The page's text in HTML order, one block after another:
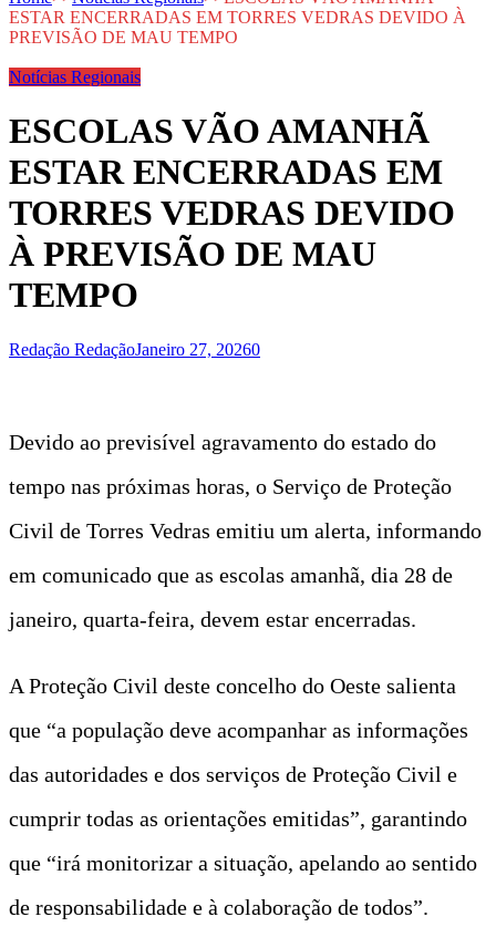
ESTAR ENCERRADAS EM TORRES VEDRAS DEVIDO À
PREVISÃO DE MAU TEMPO
Notícias Regionais
ESCOLAS VÃO AMANHÃ
ESTAR ENCERRADAS EM
TORRES VEDRAS DEVIDO
À PREVISÃO DE MAU
TEMPO
Redação RedaçãoJaneiro 27, 20260
Devido ao previsível agravamento do estado do
tempo nas próximas horas, o Serviço de Proteção
Civil de Torres Vedras emitiu um alerta, informando
em comunicado que as escolas amanhã, dia 28 de
janeiro, quarta-feira, devem estar encerradas.
A Proteção Civil deste concelho do Oeste salienta
que “a população deve acompanhar as informações
das autoridades e dos serviços de Proteção Civil e
cumprir todas as orientações emitidas”, garantindo
que “irá monitorizar a situação, apelando ao sentido
de responsabilidade e à colaboração de todos”.